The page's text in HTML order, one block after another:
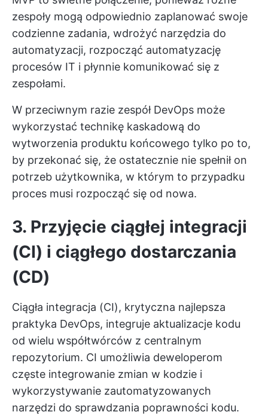
zespoły mogą odpowiednio zaplanować swoje
codzienne zadania, wdrożyć narzędzia do
automatyzacji, rozpocząć automatyzację
procesów IT i płynnie komunikować się z
zespołami.
W przeciwnym razie zespół DevOps może
wykorzystać technikę kaskadową do
wytworzenia produktu końcowego tylko po to,
by przekonać się, że ostatecznie nie spełnił on
potrzeb użytkownika, w którym to przypadku
proces musi rozpocząć się od nowa.
3. Przyjęcie ciągłej integracji
(CI) i ciągłego dostarczania
(CD)
Ciągła integracja (CI), krytyczna najlepsza
praktyka DevOps, integruje aktualizacje kodu
od wielu współtwórców z centralnym
repozytorium. CI umożliwia deweloperom
częste integrowanie zmian w kodzie i
wykorzystywanie zautomatyzowanych
narzędzi do sprawdzania poprawności kodu.